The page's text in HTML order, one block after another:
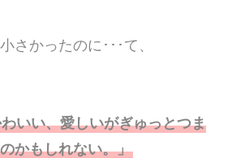
さかったのに･･･て、
いい、愛しいがぎゅっとつま
かもしれない。」